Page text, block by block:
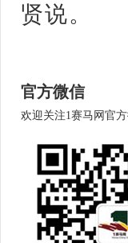
贤说。
官方微信
欢迎关注1赛马网官